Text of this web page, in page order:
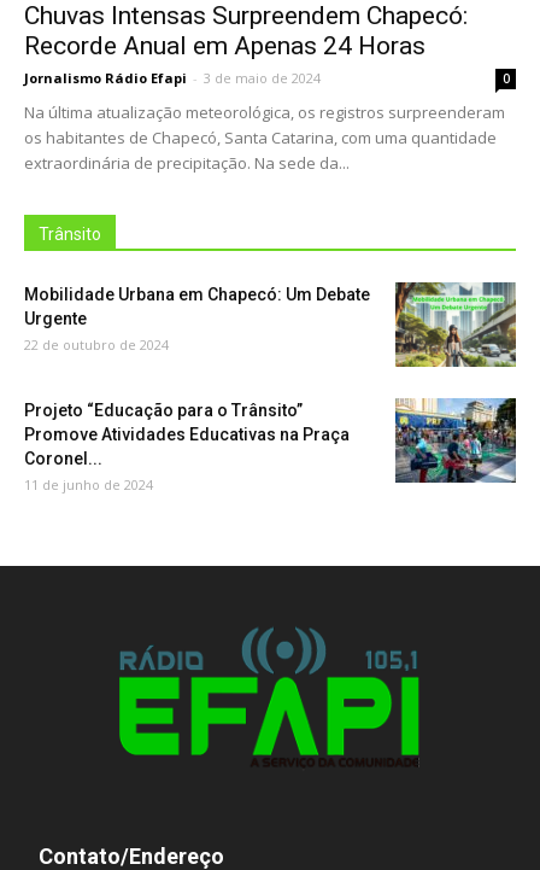
Chuvas Intensas Surpreendem Chapecó:
Recorde Anual em Apenas 24 Horas
Jornalismo Rádio Efapi - 3 de maio de 2024 0
Na última atualização meteorológica, os registros surpreenderam
os habitantes de Chapecó, Santa Catarina, com uma quantidade
extraordinária de precipitação. Na sede da...
Trânsito
Mobilidade Urbana em Chapecó: Um Debate
Urgente
22 de outubro de 2024
Projeto “Educação para o Trânsito”
Promove Atividades Educativas na Praça
Coronel...
11 de junho de 2024
Contato/Endereço